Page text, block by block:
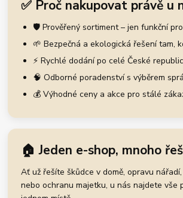
✅ Proč nakupovat právě u
🛡️ Prověřený sortiment – jen funkční
🌱 Bezpečná a ekologická řešení tam,
⚡ Rychlé dodání po celé České
🧠 Odborné poradenství s výběrem
💰 Výhodné ceny a akce pro stálé
🏠 Jeden e-shop, mnoho
Ať už řešíte škůdce v domě, opravu
nebo ochranu majetku, u nás najdete vše